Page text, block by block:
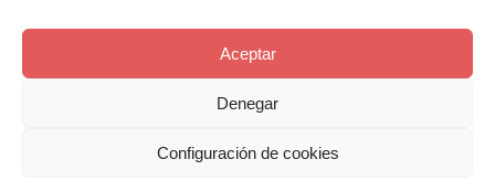
Aceptar
Denegar
Configuración de cookies
ADRIÁN ROSALES